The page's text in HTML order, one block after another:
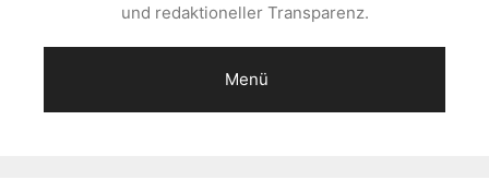
und redaktioneller Transparenz.
Menü